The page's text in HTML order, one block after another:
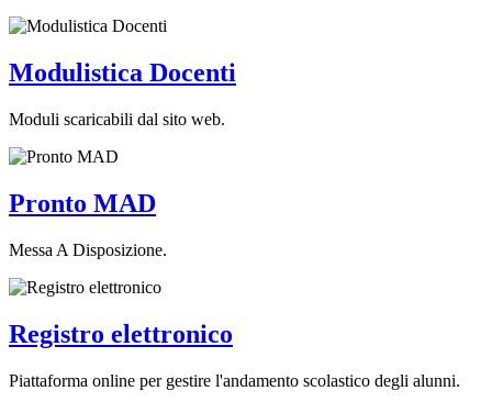
Modulistica Docenti
Moduli scaricabili dal sito web.
Pronto MAD
Messa A Disposizione.
Registro elettronico
Piattaforma online per gestire l'andamento scolastico degli alunni.